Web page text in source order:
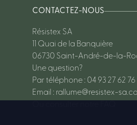
CONTACTEZ-NOUS
Résistex SA
11 Quai de la Banquière
06730 Saint-André-de-la-
Une question?
Par téléphone : 04 93 27 62 76
Email : rallume@resistex-